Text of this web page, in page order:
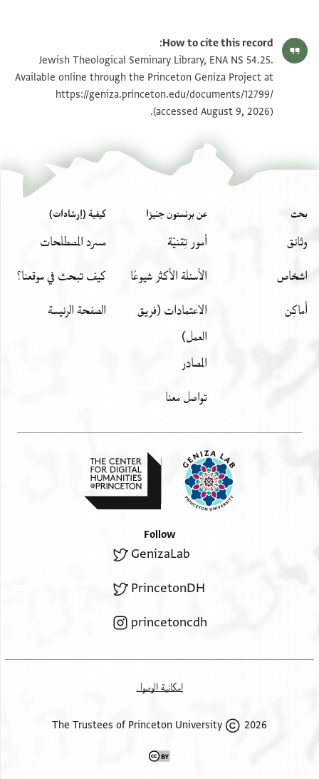
ENA NS 54.25 2 تكبير و تدوير
بيان أذونات الصورة
How to cite this record:
Jewish Theological Seminary Library, ENA NS 54.25.
Available online through the Princeton Geniza Project at
https://geniza.princeton.edu/documents/12799/
(accessed August 9, 2026).
بحث
وثائق
اشخاص
أَماكِن
عن برنستون جنيزا
أمور تِقنيّة
الأسئلة الأكثر شيوعًا
الاعتمادات (فريق
العمل)
المصادر
تواصل معنا
كيفية (إرشادات)
مسرد المصطلحات
كيف تبحث في موقعنا؟
الصفحة الرئيسة
Follow
GenizaLab
PrincetonDH
princetoncdh
إمكانية الوصول
2026 The Trustees of Princeton University